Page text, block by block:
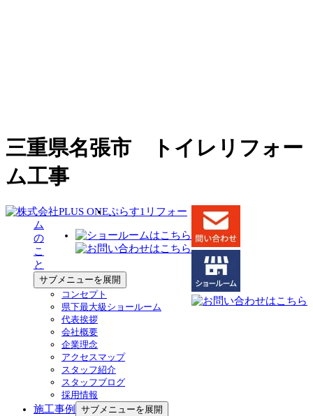
三重県名張市 トイレリフォー
ム工事
ぷらす1リフォー
ム
の
こ
と
サブメニューを展開
コンセプト
県下最大級ショールーム
代表挨拶
会社概要
企業理念
アクセスマップ
スタッフ紹介
スタッフブログ
採用情報
施工事例
サブメニューを展開